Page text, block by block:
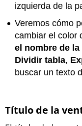
izquierda de la
Veremos cómo
cambiar el color
el nombre de la
Dividir tabla,
buscar un texto
Título de la